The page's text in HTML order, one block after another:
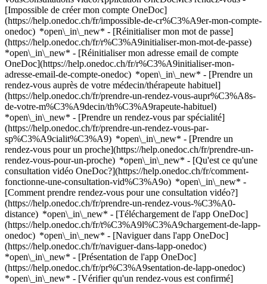
[Impossible de créer mon compte OneDoc]
(https://help.onedoc.ch/fr/impossible-de-cr%C3%A9er-mon-compte-
onedoc) *open\_in\_new* - [Réinitialiser mon mot de passe]
(https://help.onedoc.ch/fr/r%C3%A9initialiser-mon-mot-de-passe)
*open\_in\_new* - [Réinitialiser mon adresse email de compte
OneDoc](https://help.onedoc.ch/fr/r%C3%A9initialiser-mon-
adresse-email-de-compte-onedoc) *open\_in\_new* - [Prendre un
rendez-vous auprès de votre médecin/thérapeute habituel]
(https://help.onedoc.ch/fr/prendre-un-rendez-vous-aupr%C3%A8s-
de-votre-m%C3%A9decin/th%C3%A9rapeute-habituel)
*open\_in\_new* - [Prendre un rendez-vous par spécialité]
(https://help.onedoc.ch/fr/prendre-un-rendez-vous-par-
sp%C3%A9cialit%C3%A9) *open\_in\_new* - [Prendre un
rendez-vous pour un proche](https://help.onedoc.ch/fr/prendre-un-
rendez-vous-pour-un-proche) *open\_in\_new* - [Qu'est ce qu'une
consultation vidéo OneDoc?](https://help.onedoc.ch/fr/comment-
fonctionne-une-consultation-vid%C3%A9o) *open\_in\_new* -
[Comment prendre rendez-vous pour une consultation vidéo?]
(https://help.onedoc.ch/fr/prendre-un-rendez-vous-%C3%A0-
distance) *open\_in\_new* - [Téléchargement de l'app OneDoc]
(https://help.onedoc.ch/fr/t%C3%A9l%C3%A9chargement-de-lapp-
onedoc) *open\_in\_new* - [Naviguer dans l'app OneDoc]
(https://help.onedoc.ch/fr/naviguer-dans-lapp-onedoc)
*open\_in\_new* - [Présentation de l'app OneDoc]
(https://help.onedoc.ch/fr/pr%C3%A9sentation-de-lapp-onedoc)
*open\_in\_new* - [Vérifier qu'un rendez-vous est confirmé](https://help.onedoc.ch/fr/v%C3%A9rifier-quun-rendez-vous-est-confirm%C3%A9) *open\_in\_new* - [Annuler un rendez-vous pris en ligne sur OneDoc](https://help.onedoc.ch/fr/annuler-un-rendez-vous-pris-en-ligne-sur-onedoc) *open\_in\_new* - [Je ne reçois pas de confirmation de rendez-vous](https://help.onedoc.ch/fr/je-ne-re%C3%A7ois-pas-de-confirmation-de-rendez-vous) *open\_in\_new* [Voir tous nos articles *open\_in\_new*](https://help.onedoc.ch/fr/) close ## Modifier votre recherche ![Maison avec un signe plus annonçant qu’une consultation peut être effectuée sur place](https://www.onedoc.ch/assets/images/icons/on-site.svg) Sur place ![Caméra avec un symbole lecture annonçant qu’une consultation peut être effectuée à distance en vidéo](https://www.onedoc.ch/assets/images/icons/remote.svg) À distance Rechercher #### Spécialités #### Praticiens #### Établissements edit Déchirure du ménisque | Rupture du ménisque | Lésion du ménisque à Carouge tune Filtrer par Nouveaux patients*keyboard\_arrow\_down* - Acceptés*check\_circle* Langue parlée*keyboard\_arrow\_down* - Allemand*check\_circle* - Anglais*check\_circle* - Arabe*check\_circle* - Chinois*check\_circle* - Croate*check\_circle* - Espagnol*check\_circle* - Finnois*check\_circle* - Français*check\_circle* - Hébreu*check\_circle* - Italien*check\_circle* - Norvégien*check\_circle* - Néerlandais*check\_circle* - Persan*check\_circle* - Polonais*check\_circle* - Portugais*check\_circle* - Russe*check\_circle* - Serbe*check\_circle* - Turc*check\_circle* - Vietnamien*check\_circle* Sexe*keyboard\_arrow\_down* - Femme*check\_circle* - Homme*check\_circle* Réseau*keyboard\_arrow\_down* - Swiss Medical Network*check\_circle* - ASCA*check\_circle* - RME*check\_circle* Disponibilité*keyboard\_arrow\_down* - Disponible aujourdhui*check\_circle* - Dans les 3 prochains jours*check\_circle* - Dans les 7 prochains jours*check\_circle* - Dans les 14 prochains jours*check\_circle* # __Déchirure du ménisque | Rupture du ménisque | Lésion du ménisque__ à __Carouge__: prenez rendez-vous en ligne aujourd'hui ## 13 résultats à Carouge [![M. Loris Arioni, physiothérapeute à Carouge](https://assets.onedoc.ch/images/users/b208ceadb99f5e6aec9f48fce0ecbe49e184b0e355545b39432fa1e6e13d1815-small.jpg "M. Loris Arioni, physiothérapeute à Carouge")](https://www.onedoc.ch/fr/physiotherapeute/carouge/pcytt/loris-arioni) ### [M. Loris Arioni](https://www.onedoc.ch/fr/physiotherapeute/carouge/pcytt/loris-arioni) ![Badge indiquant un profil vérifié](https://www.onedoc.ch/assets/images/icons/checkmark.svg) [Physiothérapeute](https://www.onedoc.ch/fr/physiotherapeute/carouge) [Physio'Sport K-Rouge](https://www.onedoc.ch/fr/cabinet-de-physiotherapie/carouge/ebdi3/physio-sport-k-rouge) Rue Jacques-Grosselin 25 1227 Carouge ![Icône patient avec un signe plus annonçant que le professionnel accepte de nouveaux patients](https://www.onedoc.ch/assets/images/icons/new-patients.svg)Accepte les nouveaux patients [Réserver un RDV](https://www.onedoc.ch/fr/physiotherapeute/carouge/pcytt/loris-arioni) Expertises: Déchirure du ménisque | Rupture du ménisque | Lésion du ménisque, [Récupération physiothérapeutique du sportif](https://www.onedoc.ch/fr/recuperation-physiotherapeutique-du-sportif/carouge), [Rupture du ligament croisé antérieur (LCA) | Déchirure du ligament croisé antérieur (LCA)](https://www.onedoc.ch/fr/rupture-du-ligament-croise-anterieur-lca-dechirure-du-ligament-croise-anterieur-lca/carouge), [Suivi du sportif](https://www.onedoc.ch/fr/suivi-du-sportif/carouge)Voir plus *chevron\_left* lun. 03 août *chevron\_right* Voir plus de rendez-vous *error\_outline* Une erreur s'est produite lors du chargement des disponibilités [Réessayer](https://www.onedoc.ch) Expertises: Déchirure du ménisque | Rupture du ménisque | Lésion du ménisque, [Récupération physiothérapeutique du sportif](https://www.onedoc.ch/fr/recuperation-physiotherapeutique-du-sportif/carouge), [Rupture du ligament croisé antérieur (LCA) | Déchirure du ligament croisé antérieur (LCA)](https://www.onedoc.ch/fr/rupture-du-ligament-croise-anterieur-lca-dechirure-du-ligament-croise-anterieur-lca/carouge), [Suivi du sportif](https://www.onedoc.ch/fr/suivi-du-sportif/carouge)Voir plus [![M. Bastien Brugidou, physiothérapeute à Carouge](https://assets.onedoc.ch/images/users/f6f3fcd4c0d627409b81d2783003d35fb545d62308269e7f97c0576c4f09fc69-small.jpg "M. Bastien Brugidou, physiothérapeute à Carouge")](https://www.onedoc.ch/fr/physiotherapeute/carouge/pcs2v/bastien-brugidou) ### [M. Bastien Brugidou](https://www.onedoc.ch/fr/physiotherapeute/carouge/pcs2v/bastien-brugidou) ![Badge indiquant un profil vérifié](https://www.onedoc.ch/assets/images/icons/checkmark.svg) [Physiothérapeute](https://www.onedoc.ch/fr/physiotherapeute/carouge) Cabinet Physiothérapie Acacias Route des Acacias 6 1227 Carouge ![Icône patient avec un signe plus annonçant que le professionnel accepte de nouveaux patients](https://www.onedoc.ch/assets/images/icons/new-patients.svg)Accepte les nouveaux patients [Réserver un RDV](https://www.onedoc.ch/fr/physiotherapeute/carouge/pcs2v/bastien-brugidou) Expertises: Déchirure du ménisque | Rupture du ménisque | Lésion du ménisque, [Tendinite](https://www.onedoc.ch/fr/tendinite/carouge), [Suivi du sportif](https://www.onedoc.ch/fr/suivi-du-sportif/carouge), [Récupération physiothérapeutique du sportif](https://www.onedoc.ch/fr/recuperation-physiotherapeutique-du-sportif/carouge), [Rupture du ligament croisé antérieur (LCA) | Déchirure du ligament croisé antérieur (LCA)](https://www.onedoc.ch/fr/rupture-du-ligament-croise-anterieur-lca-dechirure-du-ligament-croise-anterieur-lca/carouge), [Thérapie Manuelle](https://www.onedoc.ch/fr/therapie-manuelle/carouge)Voir plus *chevron\_left* lun. 03 août *chevron\_right* Voir plus de rendez-vous *error\_outline* Une erreur s'est produite lors du chargement des disponibilités [Réessayer](https://www.onedoc.ch) Expertises: Déchirure du ménisque | Rupture du ménisque | Lésion du ménisque, [Tendinite](https://www.onedoc.ch/fr/tendinite/carouge), [Suivi du sportif](https://www.onedoc.ch/fr/suivi-du-sportif/carouge), [Récupération physiothérapeutique du sportif](https://www.onedoc.ch/fr/recuperation-physiotherapeutique-du-sportif/carouge), [Rupture du ligament croisé antérieur (LCA) | Déchirure du ligament croisé antérieur (LCA)](https://www.onedoc.ch/fr/rupture-du-ligament-croise-anterieur-lca-dechirure-du-ligament-croise-anterieur-lca/carouge), [Thérapie Manuelle](https://www.onedoc.ch/fr/therapie-manuelle/carouge)Voir plus [![M. Marc Guillermin, physiothérapeute à Carouge](https://assets.onedoc.ch/images/users/1850609694299c2f2474d96f807ef50ee9d2422300f1b381ce4aad8f5cdceb4b-small.jpg "M. Marc Guillermin, physiothérapeute à Carouge")](https://www.onedoc.ch/fr/physiotherapeute/carouge/pcyt1/marc-guillermin) ### [M. Marc Guillermin](https://www.onedoc.ch/fr/physiotherapeute/carouge/pcyt1/marc-guillermin) ![Badge indiquant un profil vérifié](https://www.onedoc.ch/assets/images/icons/checkmark.svg) [Physiothérapeute](https://www.onedoc.ch/fr/physiotherapeute/carouge) [Physio'Sport K-Rouge](https://www.onedoc.ch/fr/cabinet-de-physiotherapie/carouge/ebdi3/physio-sport-k-rouge) Rue Jacques-Grosselin 25 1227 Carouge ![Icône patient avec un signe plus annonçant que le professionnel accepte de nouveaux patients](https://www.onedoc.ch/assets/images/icons/new-patients.svg)Accepte les nouveaux patients [Réserver un RDV](https://www.onedoc.ch/fr/physiotherapeute/carouge/pcyt1/marc-guillermin) Expertises: Déchirure du ménisque | Rupture du ménisque | Lésion du ménisque, [Physiothérapie neurologique](https://www.onedoc.ch/fr/physiotherapie-neurologique/carouge), [Récupération physiothérapeutique du sportif](https://www.onedoc.ch/fr/recuperation-physiotherapeutique-du-sportif/carouge), [Rupture du ligament croisé antérieur (LCA) | Déchirure du ligament croisé antérieur (LCA)](https://www.onedoc.ch/fr/rupture-du-ligament-croise-anterieur-lca-dechirure-du-ligament-croise-anterieur-lca/carouge), [Suivi du sportif](https://www.onedoc.ch/fr/suivi-du-sportif/carouge), [Thérapie Manuelle](https://www.onedoc.ch/fr/therapie-manuelle/carouge), [Rééducation musculo-squelettique](https://www.onedoc.ch/fr/reeducation-musculo-squelettique/carouge), [Bilan postural](https://www.onedoc.ch/fr/bilan-postural/carouge)Voir plus *chevron\_left* lun. 03 août *chevron\_right* Voir plus de rendez-vous *error\_outline* Une erreur s'est produite lors du chargement des disponibilités [Réessayer](https://www.onedoc.ch) Expertises: Déchirure du ménisque | Rupture du ménisque | Lésion du ménisque, [Physiothérapie neurologique](https://www.onedoc.ch/fr/physiotherapie-neurologique/carouge), [Récupération physiothérapeutique du sportif](https://www.onedoc.ch/fr/recuperation-physiotherapeutique-du-sportif/carouge), [Rupture du ligament croisé antérieur (LCA) | Déchirure du ligament croisé antérieur (LCA)](https://www.onedoc.ch/fr/rupture-du-ligament-croise-anterieur-lca-dechirure-du-ligament-croise-anterieur-lca/carouge), [Suivi du sportif](https://www.onedoc.ch/fr/suivi-du-sportif/carouge), [Thérapie Manuelle](https://www.onedoc.ch/fr/therapie-manuelle/carouge), [Rééducation musculo-squelettique](https://www.onedoc.ch/fr/reeducation-musculo-squelettique/carouge), [Bilan postural](https://www.onedoc.ch/fr/bilan-postural/carouge)Voir plus [![M. Maxence Buatois, physiothérapeute à Carouge](https://assets.onedoc.ch/images/users/1d9a76966d425fb9af9506287a50f27627d6ae32246fd4c9685f01b745a14971-small.png "M. Maxence Buatois, physiothérapeute à Carouge")](https://www.onedoc.ch/fr/physiotherapeute/carouge/pcu7x/maxence-buatois) ### [M. Maxence Buatois](https://www.onedoc.ch/fr/physiotherapeute/carouge/pcu7x/maxence-buatois) ![Badge indiquant un profil vérifié](https://www.onedoc.ch/assets/images/icons/checkmark.svg) [Physi